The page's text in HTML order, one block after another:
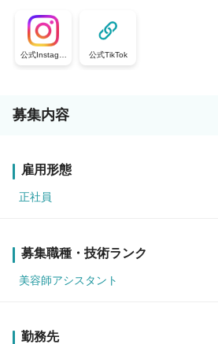
公式Instagra
m
公式TikTok
募集内容
雇用形態
正社員
募集職種・技術ランク
美容師アシスタント
勤務先